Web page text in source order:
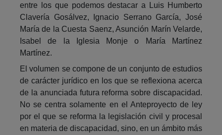
entre los que podemos destacar a Luis Humberto
Clavería Gosálvez, Ignacio Serrano García, José
María de la Cuesta Saenz, Asunción Marín Velarde,
Isabel de la Iglesia Monje o María Martínez
Martínez.
El volumen se compone de un conjunto de estudios
de carácter jurídico en los que se reflexiona acerca
de la anunciada futura reforma sobre discapacidad.
No se centra solamente en el Anteproyecto de ley
por el que se reforma la legislación civil y procesal
en materia de discapacidad, sino, en un ámbito más